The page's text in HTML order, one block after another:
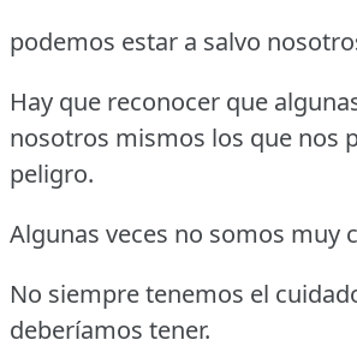
podemos estar a salvo
Hay que reconocer que
nosotros mismos los que nos
peligro.
Algunas veces no somos muy
No siempre tenemos el
deberíamos tener.